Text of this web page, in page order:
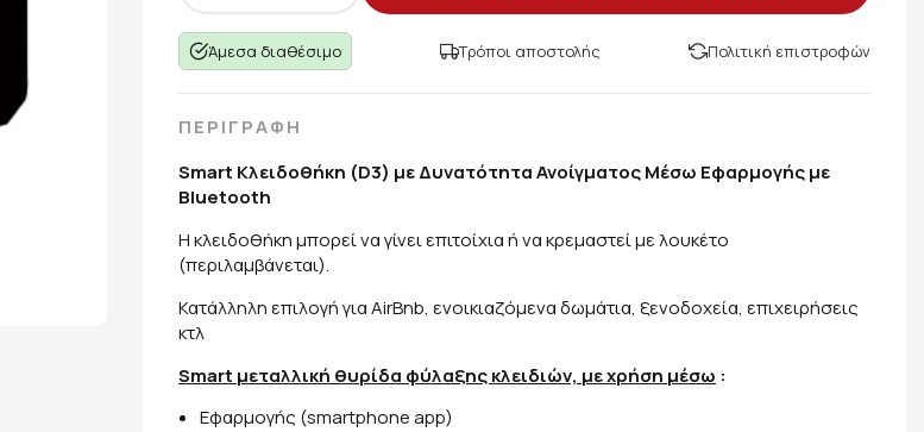
Άμεσα διαθέσιμο Τρόποι αποστολής Πολιτική επιστροφών
ΠΕΡΙΓΡΑΦΗ
Smart Κλειδοθήκη (D3) με Δυνατότητα Ανοίγματος Μέσω Εφαρμογής με
Bluetooth
Η κλειδοθήκη μπορεί να γίνει επιτοίχια ή να κρεμαστεί με λουκέτο
(περιλαμβάνεται).
Κατάλληλη επιλογή για AirBnb, ενοικιαζόμενα δωμάτια, ξενοδοχεία, επιχειρήσεις
κτλ
Smart μεταλλική θυρίδα φύλαξης κλειδιών, με χρήση μέσω :
Eφαρμογής (smartphone app)